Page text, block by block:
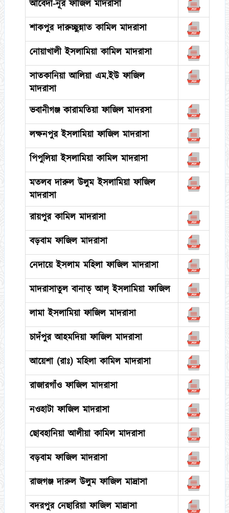
আবেদা-নূর ফাজিল মাদরাসা
শাকপুর দারুচ্ছুন্নাত কামিল মাদরাসা
নোয়াখালী ইসলামিয়া কামিল মাদরাসা
সাতকানিয়া আলিয়া এম.ইউ ফাজিল
মাদরাসা
ভবানীগঞ্জ কারামতিয়া ফাজিল মাদরসা
লক্ষনপুর ইসলামিয়া ফাজিল মাদরাসা
পিপুলিয়া ইসলামিয়া কামিল মাদরাসা
মতলব দারুল উলুম ইসলামিয়া ফাজিল
মাদরাসা
রায়পুর কামিল মাদরাসা
বড়বাম ফাজিল মাদরাসা
নেদায়ে ইসলাম মহিলা ফাজিল মাদরাসা
মাদরাসাতুল বানাত্ আল্ ইসলামিয়া ফাজিল
লামা ইসলামিয়া ফাজিল মাদরাসা
চাদঁপুর আহমদিয়া ফাজিল মাদরাসা
আয়েশা (রাঃ) মহিলা কামিল মাদরাসা
রাজারগাঁও ফাজিল মাদরাসা
নওহাটা ফাজিল মাদরাসা
ছোবহানিয়া আলীয়া কামিল মাদরাসা
বড়বাম ফাজিল মাদরাসা
রাজগঞ্জ দারুল উলুম ফাজিল মাদ্রাসা
বদরপুর নেছারিয়া ফাজিল মাদ্রাসা